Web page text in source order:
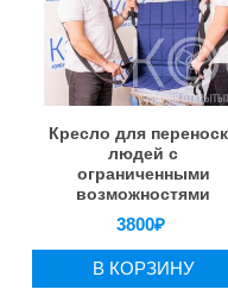
Кресло для
людей с
ограниченными
возможностями
3800₽
В КОРЗИНУ